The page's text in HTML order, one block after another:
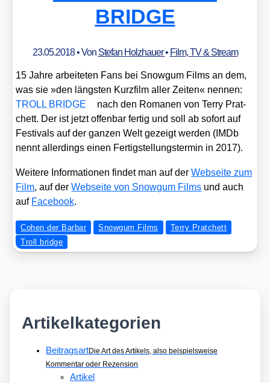
BRIDGE
23.05.2018• Von Stefan Holzhauer• Film, TV & Stream
15 Jah­re arbei­te­ten Fans bei Snow­gum Films an dem,
was sie »den längs­ten Kurz­film aller Zei­ten« nen­nen:
TROLL BRIDGE
nach den Roma­nen von Ter­ry Prat­
chett. Der ist jetzt offen­bar fer­tig und soll ab sofort auf
Fes­ti­vals auf der gan­zen Welt gezeigt wer­den (IMDb
nennt aller­dings einen Fer­tig­stel­lungs­ter­min in 2017).
Wei­te­re Infor­ma­tio­nen fin­det man auf derWeb­sei­te zum
Film, auf derWeb­sei­te von Snow­gum Films und auch
auf Face­book.
Cohen der Barbar Snowgum Films
Terry Pratchett
Troll bridge
Artikelkategorien
BeitragsartDie Art des Artikels, also beispielsweise
Kommentar oder Rezension
Artikel